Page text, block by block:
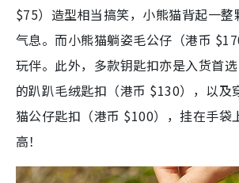
$75）造型相当搞笑，小熊猫背起一整
气息。而小熊猫躺姿毛公仔（港币
玩伴。此外，多款钥匙扣亦是入货首
的趴趴毛绒匙扣（港币 $130），以及
猫公仔匙扣（港币 $100），挂在手袋
高！